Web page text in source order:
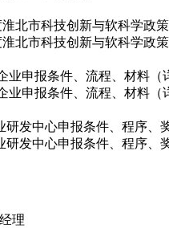
北市科技创新与软科学
北市科技创新与软科学
业申报条件、流程、材料（
业申报条件、流程、材料（
研发中心申报条件、程序、
研发中心申报条件、程序、
理